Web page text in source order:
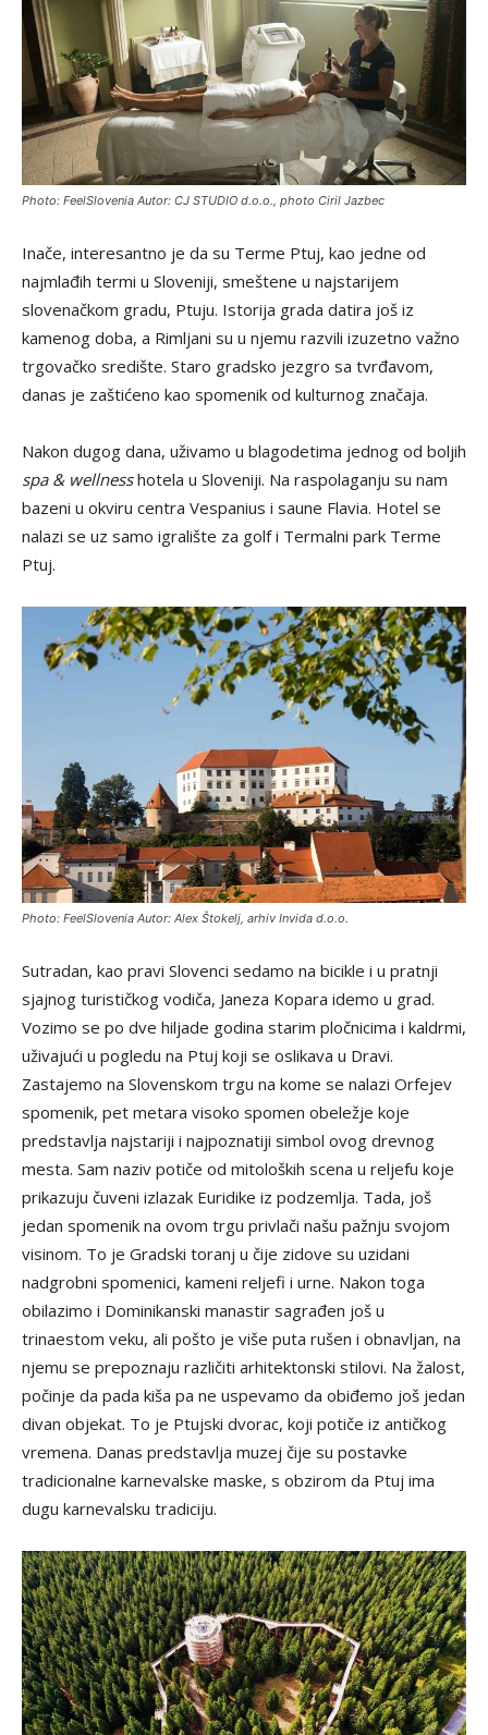
Photo: FeelSlovenia Autor: CJ STUDIO d.o.o., photo Ciril Jazbec
Inače, interesantno je da su Terme Ptuj, kao jedne od
najmlađih termi u Sloveniji, smeštene u najstarijem
slovenačkom gradu, Ptuju. Istorija grada datira još iz
kamenog doba, a Rimljani su u njemu razvili izuzetno važno
trgovačko središte. Staro gradsko jezgro sa tvrđavom,
danas je zaštićeno kao spomenik od kulturnog značaja.
Nakon dugog dana, uživamo u blagodetima jednog od boljih
spa & wellnesshotela u Sloveniji. Na raspolaganju su nam
bazeni u okviru centra Vespanius i saune Flavia. Hotel se
nalazi se uz samo igralište za golf i Termalni park Terme
Ptuj.
Photo: FeelSlovenia Autor: Alex Štokelj, arhiv Invida d.o.o.
Sutradan, kao pravi Slovenci sedamo na bicikle i u pratnji
sjajnog turističkog vodiča, Janeza Kopara idemo u grad.
Vozimo se po dve hiljade godina starim pločnicima i kaldrmi,
uživajući u pogledu na Ptuj koji se oslikava u Dravi.
Zastajemo na Slovenskom trgu na kome se nalazi Orfejev
spomenik, pet metara visoko spomen obeležje koje
predstavlja najstariji i najpoznatiji simbol ovog drevnog
mesta. Sam naziv potiče od mitoloških scena u reljefu koje
prikazuju čuveni izlazak Euridike iz podzemlja. Tada, još
jedan spomenik na ovom trgu privlači našu pažnju svojom
visinom. To je Gradski toranj u čije zidove su uzidani
nadgrobni spomenici, kameni reljefi i urne. Nakon toga
obilazimo i Dominikanski manastir sagrađen još u
trinaestom veku, ali pošto je više puta rušen i obnavljan, na
njemu se prepoznaju različiti arhitektonski stilovi. Na žalost,
počinje da pada kiša pa ne uspevamo da obiđemo još jedan
divan objekat. To je Ptujski dvorac, koji potiče iz antičkog
vremena. Danas predstavlja muzej čije su postavke
tradicionalne karnevalske maske, s obzirom da Ptuj ima
dugu karnevalsku tradiciju.